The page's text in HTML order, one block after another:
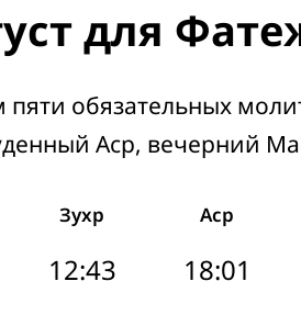
для
обязательных
Аср, вечерний
Зухр Аср
12:43 18:01